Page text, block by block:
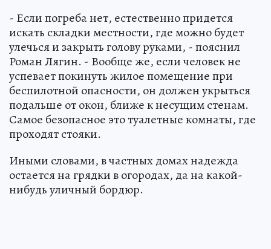
- Если погреба нет, естественно придется
искать складки местности, где можно будет
улечься и закрыть голову руками, - пояснил
Роман Лягин. - Вообще же, если человек не
успевает покинуть жилое помещение при
беспилотной опасности, он должен укрыться
подальше от окон, ближе к несущим стенам.
Самое безопасное это туалетные комнаты, где
проходят стояки.
Иными словами, в частных домах надежда
остается на грядки в огородах, да на какой-
нибудь уличный бордюр.